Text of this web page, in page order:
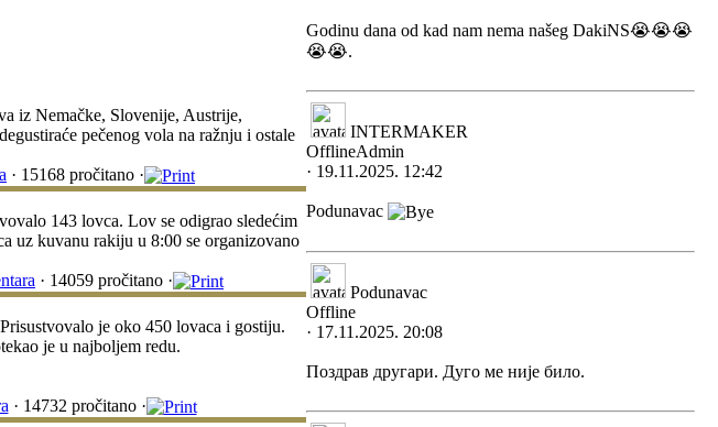
iz Nemačke, Slovenije, Austrije,
pečenog vola na ražnju i ostale
· 15168 pročitano ·
143 lovca. Lov se odigrao sledećim
uz kuvanu rakiju u 8:00 se organizovano
· 14059 pročitano ·
je oko 450 lovaca i gostiju.
je u najboljem redu.
· 14732 pročitano ·
Godinu dana od kad nam nema našeg DakiNS😭😭😭
😭😭.
INTERMAKER
OfflineAdmin
· 19.11.2025. 12:42
Podunavac
Podunavac
Offline
· 17.11.2025. 20:08
Поздрав другари. Дуго ме није било.